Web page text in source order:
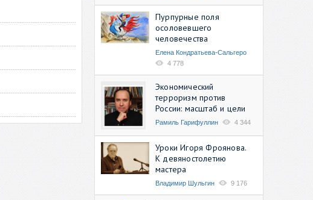
Пурпурные поля
осоловевшего
человечества
Елена Кондратьева-Сальгеро
4 778
Экономический
терроризм против
России: масштаб и цели
Рамиль Гарифуллин 4 344
Уроки Игоря Фроянова.
К девяностолетию
мастера
Владимир Шульгин 9 176